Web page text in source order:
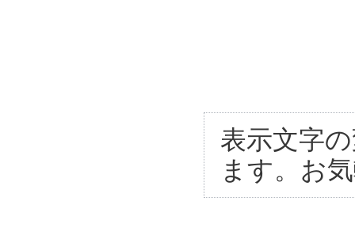
表示文字
ます。お